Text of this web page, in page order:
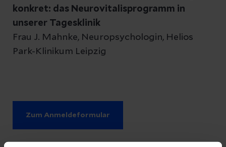
konkret: das Neurovitalisprogramm in
unserer Tagesklinik
Frau J. Mahnke, Neuropsychologin, Helios
Park-Klinikum Leipzig
Zum Anmeldeformular